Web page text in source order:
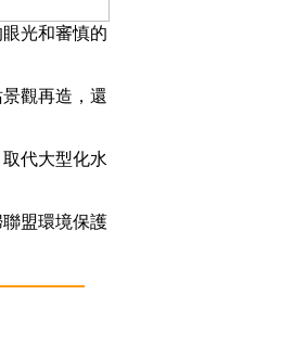
光和審慎的
觀再造，還
代大型化水
盟環境保護